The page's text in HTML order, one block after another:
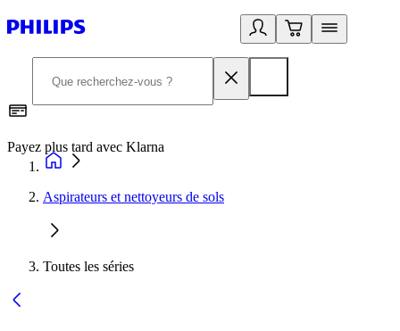
Payez plus tard avec Klarna
Aspirateurs et nettoyeurs de sols
Toutes les séries